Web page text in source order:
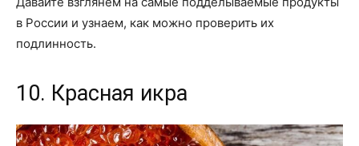
в России и узнаем, как можно проверить их
подлинность.
10. Красная икра